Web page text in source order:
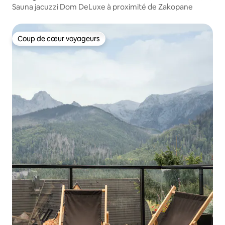
Sauna jacuzzi Dom DeLuxe à proximité de Zakopane
Coup de cœur voyageurs
Coup de cœur voyageurs